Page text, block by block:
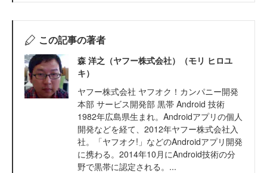
この記事の著者
森 洋之（ヤフー株式会社）（モリ ヒロユ
キ）
ヤフー株式会社 ヤフオク！カンパニー開発
本部 サービス開発部 黒帯 Android 技術
1982年広島県生まれ。Androidアプリの個人
開発などを経て、2012年ヤフー株式会社入
社。「ヤフオク!」などのAndroidアプリ開発
に携わる。2014年10月にAndroid技術の分
野で黒帯に認定される。...